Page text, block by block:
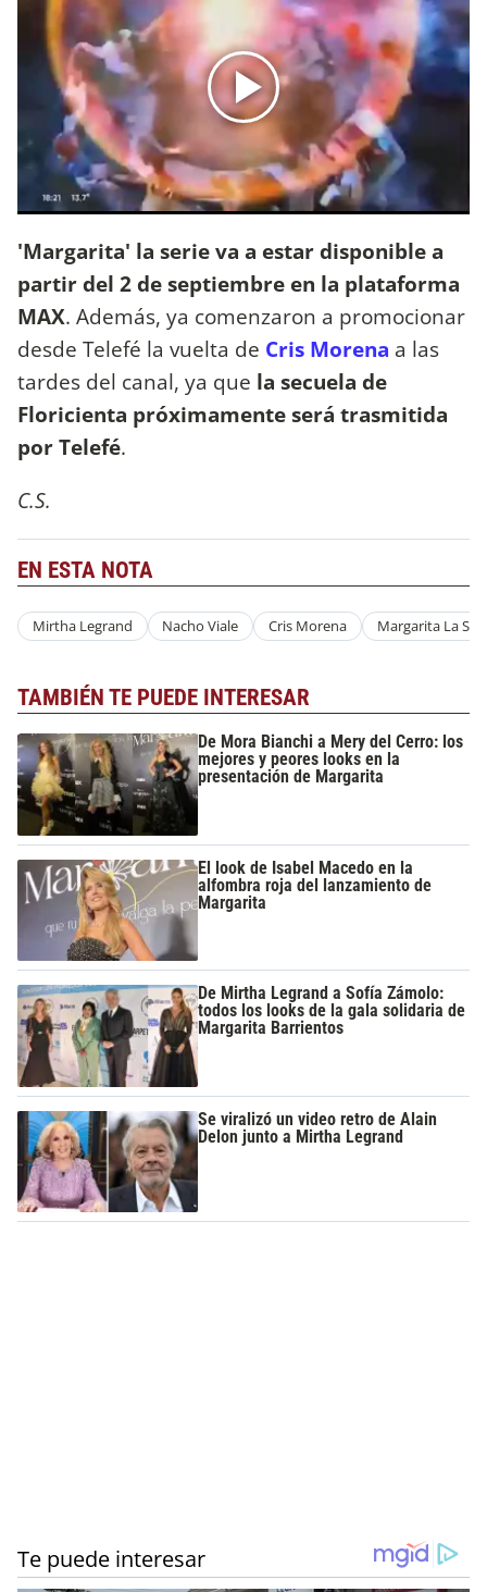
'Margarita' la serie va a estar disponible a
partir del 2 de septiembre en la plataforma
MAX. Además, ya comenzaron a promocionar
desde Telefé la vuelta de Cris Morena a las
tardes del canal, ya que la secuela de
Floricienta próximamente será trasmitida
por Telefé.
C.S.
EN ESTA NOTA
Mirtha Legrand Nacho Viale Cris Morena Margarita La
TAMBIÉN TE PUEDE INTERESAR
De Mora Bianchi a Mery del Cerro: los
mejores y peores looks en la
presentación de Margarita
El look de Isabel Macedo en la
alfombra roja del lanzamiento de
Margarita
De Mirtha Legrand a Sofía Zámolo:
todos los looks de la gala solidaria de
Margarita Barrientos
Se viralizó un video retro de Alain
Delon junto a Mirtha Legrand